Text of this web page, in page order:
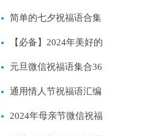
简短独特
简单的七夕祝福语合集
40条【必备】2024年美好的
早安朋友圈祝福语25句
元旦微信祝福语集合36
句通用情人节祝福语汇编
76句2024年母亲节微信祝福